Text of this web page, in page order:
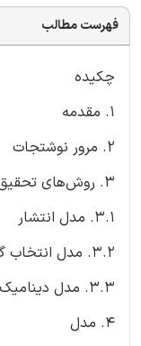
فهرست مطالب
چکیده
1. مقدمه
2. مرور نوشتجات
3. روش‌های تحقیق
3.1. مدل انتشار
3.2. مدل انتخاب گسسته
3.3. مدل دینامیک سیستم
4. مدل